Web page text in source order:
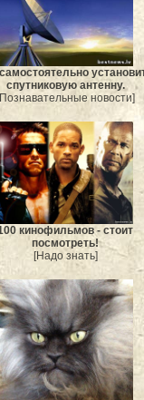
спутниковую антенну.
новости]
кинофильмов - стоит
посмотреть!
[Надо знать]